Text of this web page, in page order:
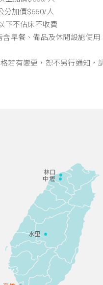
分加價$660/人
下不佔床不收費
含早餐、備品及休閒設施使
格若有變更，恕不另行通知，
林口
水里
中壢